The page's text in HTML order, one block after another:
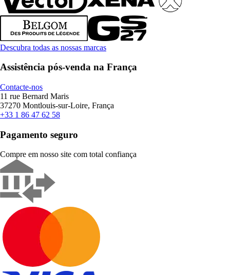
Descubra todas as nossas marcas
Assistência pós-venda na França
Contacte-nos
11 rue Bernard Maris
37270 Montlouis-sur-Loire, França
+33 1 86 47 62 58
Pagamento seguro
Compre em nosso site com total confiança